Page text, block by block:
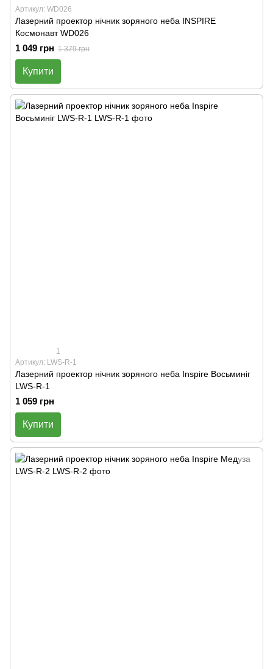
Артикул: WD026
Лазерний проектор нічник зоряного неба INSPIRE
Космонавт WD026
1 049 грн 1 379 грн
Купити
1
Артикул: LWS-R-1
Лазерний проектор нічник зоряного неба Inspire Восьминіг
LWS-R-1
1 059 грн
Купити